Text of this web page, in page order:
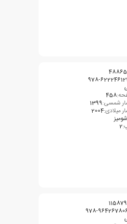
48865
978-
458
شمسی:1399
میلادی:2004
شومیز
2
115879